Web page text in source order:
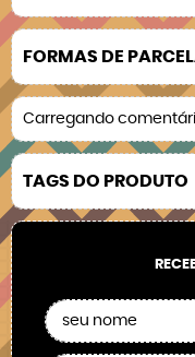
FORMAS DE
Carregando
TAGS DO PRODUTO